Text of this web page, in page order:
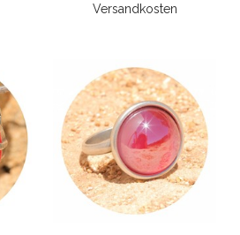
Versandkosten